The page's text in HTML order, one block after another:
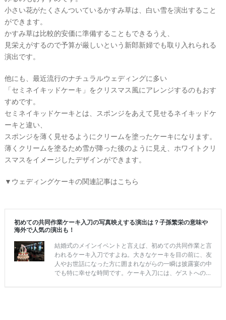
小さい花がたくさんついているかすみ草は、白い雪を演出すること
ができます。
かすみ草は比較的安価に準備することもできるうえ、
見栄えがするので予算が厳しいという新郎新婦でも取り入れられる
演出です。
他にも、最近流行のナチュラルウェディングに多い
「セミネイキッドケーキ」をクリスマス風にアレンジするのもおす
すめです。
セミネイキッドケーキとは、スポンジをあえて見せるネイキッドケ
ーキと違い、
スポンジを薄く見せるようにクリームを塗ったケーキになります。
薄くクリームを塗るため雪が降った後のように見え、ホワイトクリ
スマスをイメージしたデザインができます。
▼ウェディングケーキの関連記事はこちら
ト
▶
最
ド
記
を
c
h
e
c
プ
ン
ラ
キ
ン
グ
プ
ン
レ
を
見
る